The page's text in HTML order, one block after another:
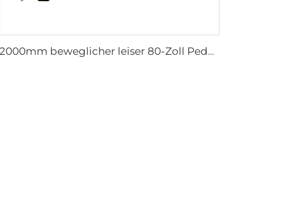
2000mm beweglicher leiser 80-Zoll Pedestalventilator für Haushalte Produktionsstätten Restaurants 220V/380V Aluminium-Stehfußbodenventilator